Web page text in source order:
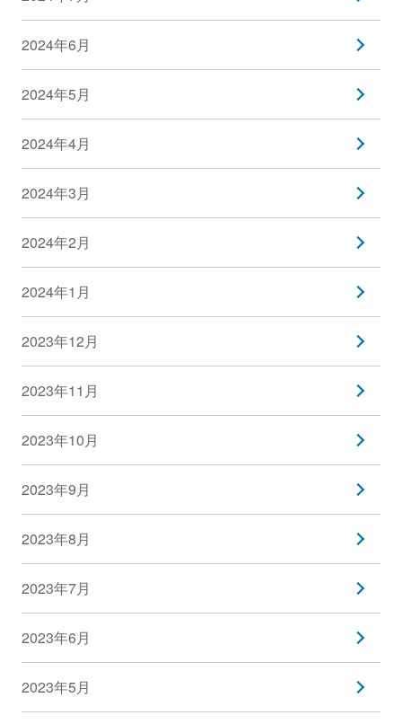
2024年6月
2024年5月
2024年4月
2024年3月
2024年2月
2024年1月
2023年12月
2023年11月
2023年10月
2023年9月
2023年8月
2023年7月
2023年6月
2023年5月